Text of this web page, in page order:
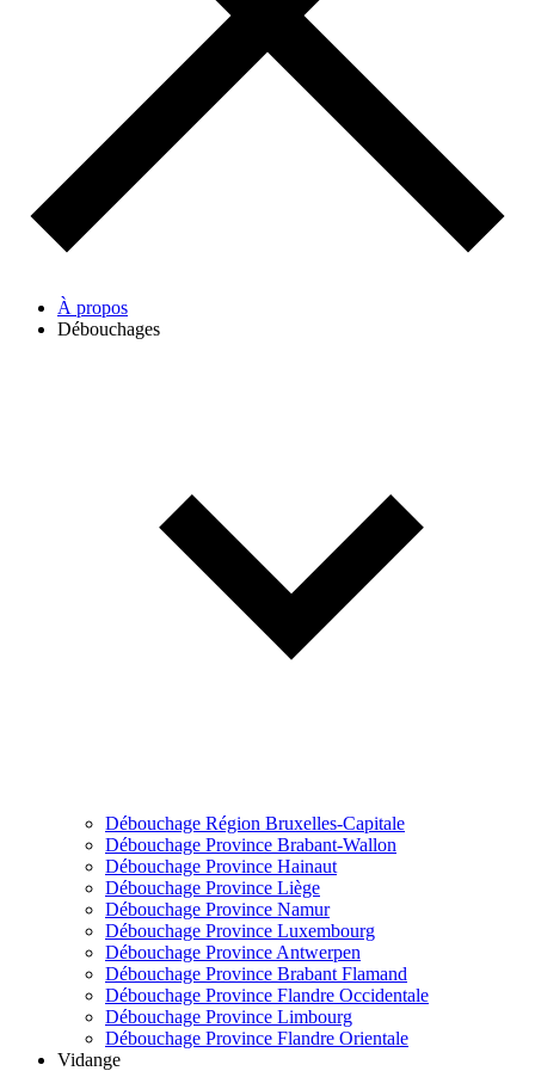
À propos
Débouchages
Débouchage Région Bruxelles-Capitale
Débouchage Province Brabant-Wallon
Débouchage Province Hainaut
Débouchage Province Liège
Débouchage Province Namur
Débouchage Province Luxembourg
Débouchage Province Antwerpen
Débouchage Province Brabant Flamand
Débouchage Province Flandre Occidentale
Débouchage Province Limbourg
Débouchage Province Flandre Orientale
Vidange